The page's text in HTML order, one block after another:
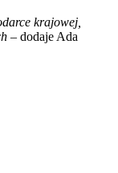
krajowej,
– dodaje Ada